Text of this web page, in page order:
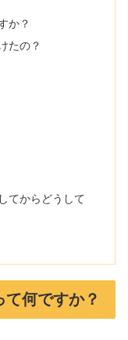
か？
たの？
てからどうして
何ですか？